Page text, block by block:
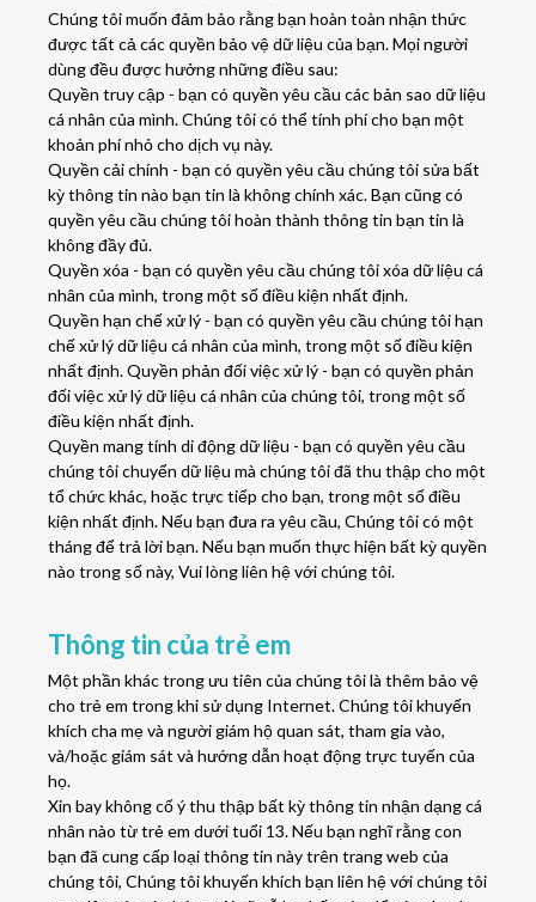
Chúng tôi muốn đảm bảo rằng bạn hoàn toàn nhận thức
được tất cả các quyền bảo vệ dữ liệu của bạn. Mọi người
dùng đều được hưởng những điều sau:
Quyền truy cập - bạn có quyền yêu cầu các bản sao dữ liệu
cá nhân của mình. Chúng tôi có thể tính phí cho bạn một
khoản phí nhỏ cho dịch vụ này.
Quyền cải chính - bạn có quyền yêu cầu chúng tôi sửa bất
kỳ thông tin nào bạn tin là không chính xác. Bạn cũng có
quyền yêu cầu chúng tôi hoàn thành thông tin bạn tin là
không đầy đủ.
Quyền xóa - bạn có quyền yêu cầu chúng tôi xóa dữ liệu cá
nhân của mình, trong một số điều kiện nhất định.
Quyền hạn chế xử lý - bạn có quyền yêu cầu chúng tôi hạn
chế xử lý dữ liệu cá nhân của mình, trong một số điều kiện
nhất định. Quyền phản đối việc xử lý - bạn có quyền phản
đối việc xử lý dữ liệu cá nhân của chúng tôi, trong một số
điều kiện nhất định.
Quyền mang tính di động dữ liệu - bạn có quyền yêu cầu
chúng tôi chuyển dữ liệu mà chúng tôi đã thu thập cho một
tổ chức khác, hoặc trực tiếp cho bạn, trong một số điều
kiện nhất định. Nếu bạn đưa ra yêu cầu, Chúng tôi có một
tháng để trả lời bạn. Nếu bạn muốn thực hiện bất kỳ quyền
nào trong số này, Vui lòng liên hệ với chúng tôi.
Thông tin của trẻ em
Một phần khác trong ưu tiên của chúng tôi là thêm bảo vệ
cho trẻ em trong khi sử dụng Internet. Chúng tôi khuyến
khích cha mẹ và người giám hộ quan sát, tham gia vào,
và/hoặc giám sát và hướng dẫn hoạt động trực tuyến của
họ.
Xin bay không cố ý thu thập bất kỳ thông tin nhận dạng cá
nhân nào từ trẻ em dưới tuổi 13. Nếu bạn nghĩ rằng con
bạn đã cung cấp loại thông tin này trên trang web của
chúng tôi, Chúng tôi khuyến khích bạn liên hệ với chúng tôi